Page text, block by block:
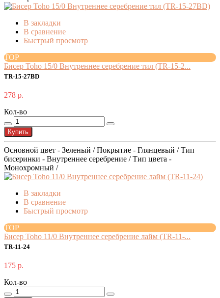
В закладки
В сравнение
Быстрый просмотр
TOP
Бисер Toho 15/0 Внутреннее серебрение тил (TR-15-2...
TR-15-27BD
278 р.
Кол-во
Купить
Основной цвет - Зеленый / Покрытие - Глянцевый / Тип
бисеринки - Внутреннее серебрение / Тип цвета -
Монохромный /
В закладки
В сравнение
Быстрый просмотр
TOP
Бисер Toho 11/0 Внутреннее серебрение лайм (TR-11-...
TR-11-24
175 р.
Кол-во